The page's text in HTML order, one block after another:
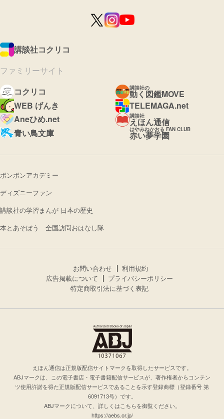
講談社コクリコ
ファミリーサイト
コクリコ
講談社の
動く図鑑MOVE
WEB げんき
TELEMAGA.net
Aneひめ.net
講談社
えほん通信
青い鳥文庫
はやみねかおる FAN CLUB
赤い夢学園
ボンボンアカデミー
ディズニーファン
講談社の学習まんが 日本の歴史
本とあそぼう 全国訪問おはなし隊
お問い合わせ
利用規約
広告掲載について
プライバシーポリシー
特定商取引法に基づく表記
えほん通信は正規版配信サイトマークを取得したサービスです。
ABJマークは、この電子書店・電子書籍配信サービスが、著作権者からコンテン
ツ使用許諾を得た正規版配信サービスであることを示す登録商標（登録番号 第
6091713号）です。
ABJマークについて、詳しくはこちらを御覧ください。
https://aebs.or.jp/